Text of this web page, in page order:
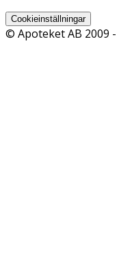
Cookieinställningar
© Apoteket AB 2009 -